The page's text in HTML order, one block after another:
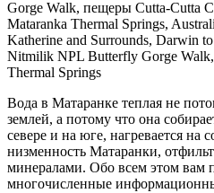
Вода в Матаранке теплая не
землей, а потому что она
севере и на юге, нагревается на
низменность Матаранки,
минералами. Обо всем этом вам
многочисленные